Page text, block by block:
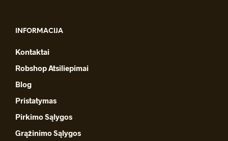
INFORMACIJA
Kontaktai
Robshop Atsiliepimai
Blog
Pristatymas
Pirkimo Sąlygos
Grąžinimo Sąlygos